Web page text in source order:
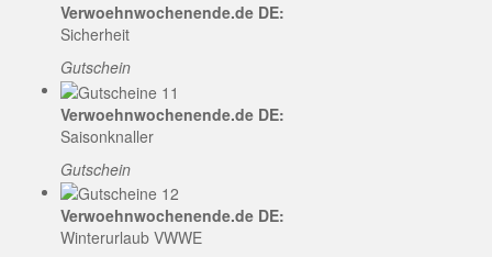
Verwoehnwochenende.de DE:
Sicherheit
Gutschein
Verwoehnwochenende.de DE:
Saisonknaller
Gutschein
Verwoehnwochenende.de DE:
Winterurlaub VWWE